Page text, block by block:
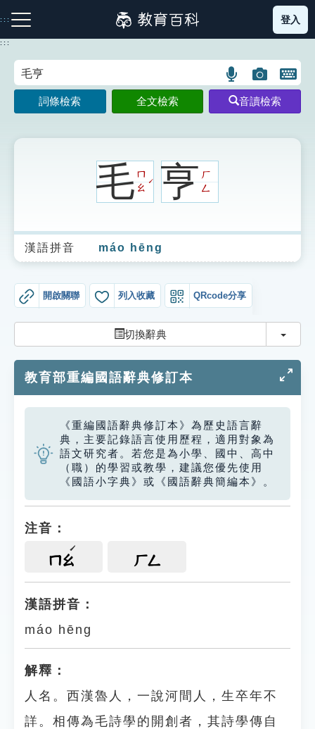
到
主
:::
注音索引圖示 筆畫索引圖示 部首索引表圖示
生字詞彙表
成語故事
索引選單
單字索引
生命大百科索引
遊戲專區
教學應用
貓頭鷹博士
登入
:::
語
言
搜
圖
片
搜
開
鍵
圖
詞條檢索 全文檢索 音讀檢索
毛ㄇ
ㄠ
ˊ 亨ㄏ
ㄥ
漢語拼音 máo hēng
開啟關聯 列入收藏 QRcode分享
切換辭典 切換
教育部重編國語辭典修訂本
《重編國語辭典修訂本》為歷史語言辭
典，主要記錄語言使用歷程，適用對象為
語文研究者。若您是為小學、國中、高中
（職）的學習或教學，建議您優先使用
《國語小字典》或《國語辭典簡編本》。
注音：
ㄇㄠ ㄏㄥ
漢語拼音：
máo hēng
解釋：
人名。西漢魯人，一說河間人，生卒年不
詳。相傳為毛詩學的開創者，其詩學傳自